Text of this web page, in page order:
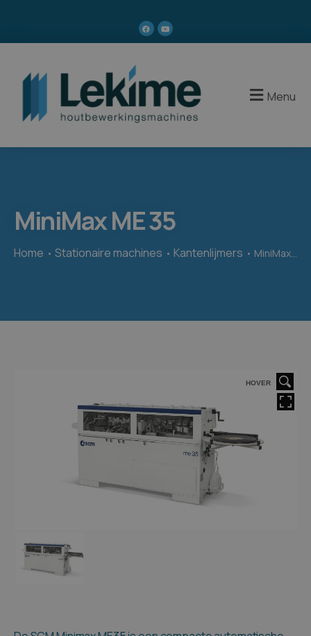
Menu
MiniMax ME 35
Home Stationaire machines Kantenlijmers MiniMax ME 35
HOVER